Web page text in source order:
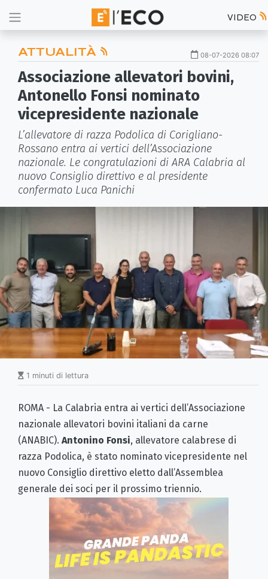
VIDEO
ATTUALITÀ 08-07-2026 08:07
Associazione allevatori bovini,
Antonello Fonsi nominato
vicepresidente nazionale
L’allevatore di razza Podolica di Corigliano-
Rossano entra ai vertici dell’Associazione
nazionale. Le congratulazioni di ARA Calabria al
nuovo Consiglio direttivo e al presidente
confermato Luca Panichi
1 minuti di lettura
ROMA - La Calabria entra ai vertici dell’Associazione
nazionale allevatori bovini italiani da carne
(ANABIC). Antonino Fonsi, allevatore calabrese di
razza Podolica, è stato nominato vicepresidente nel
nuovo Consiglio direttivo eletto dall’Assemblea
generale dei soci per il prossimo triennio.